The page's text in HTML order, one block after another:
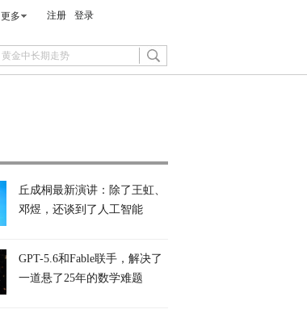
更多 注册 登录
丘成桐最新演讲：除了王虹、
邓煜，还谈到了人工智能
GPT-5.6和Fable联手，解决了
一道悬了25年的数学难题